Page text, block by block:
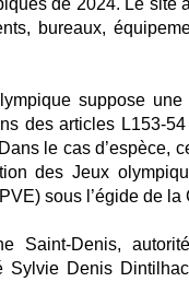
de 2024. Le
bureaux,
suppose
des articles L153-
le cas d’espèce,
des Jeux
sous l’égide de
Saint-Denis,
Sylvie Denis